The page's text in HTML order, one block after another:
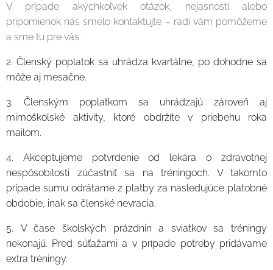
V prípade akýchkoľvek otázok, nejasností alebo
pripomienok nás smelo kontaktujte – radi vám pomôžeme
a sme tu pre vás.
2. Členský poplatok sa uhrádza kvartálne, po dohodne sa
môže aj mesačne.
3. Členským poplatkom sa uhrádzajú zároveň aj
mimoškolské aktivity, ktoré obdržíte v priebehu roka
mailom.
4. Akceptujeme potvrdenie od lekára o zdravotnej
nespôsobilosti zúčastniť sa na tréningoch. V takomto
prípade sumu odrátame z platby za nasledujúce platobné
obdobie, inak sa členské nevracia.
5. V čase školských prázdnin a sviatkov sa tréningy
nekonajú. Pred súťažami a v prípade potreby pridávame
extra tréningy.